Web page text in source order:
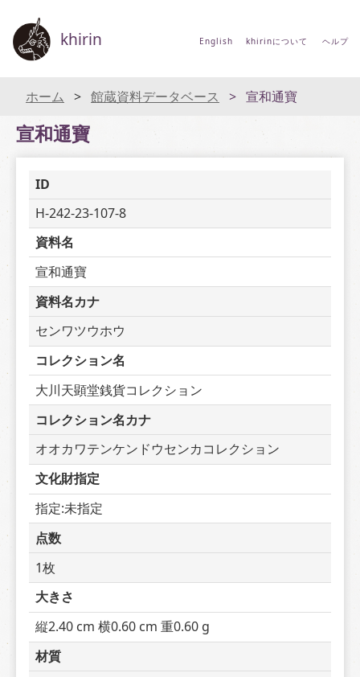
khirin English khirinについて ヘルプ
ホーム 館蔵資料データベース 宣和通寶
宣和通寶
ID
H-242-23-107-8
資料名
宣和通寶
資料名カナ
センワツウホウ
コレクション名
大川天顕堂銭貨コレクション
コレクション名カナ
オオカワテンケンドウセンカコレクション
文化財指定
指定:未指定
点数
1枚
大きさ
縦2.40 cm 横0.60 cm 重0.60 g
材質